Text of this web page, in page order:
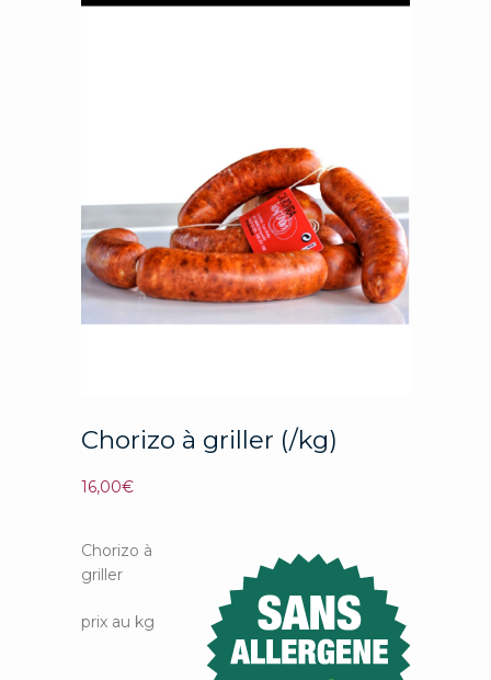
Chorizo à griller (/kg)
16,00€
Chorizo à
griller
prix au kg